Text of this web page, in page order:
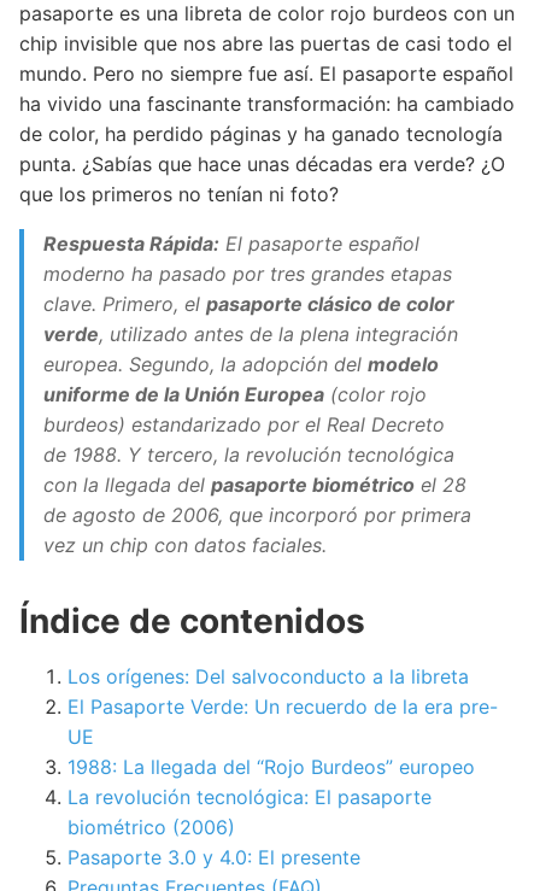
pasaporte es una libreta de color rojo burdeos con un
chip invisible que nos abre las puertas de casi todo el
mundo. Pero no siempre fue así. El pasaporte español
ha vivido una fascinante transformación: ha cambiado
de color, ha perdido páginas y ha ganado tecnología
punta. ¿Sabías que hace unas décadas era verde? ¿O
que los primeros no tenían ni foto?
Respuesta Rápida: El pasaporte español
moderno ha pasado por tres grandes etapas
clave. Primero, el pasaporte clásico de color
verde, utilizado antes de la plena integración
europea. Segundo, la adopción del modelo
uniforme de la Unión Europea (color rojo
burdeos) estandarizado por el Real Decreto
de 1988. Y tercero, la revolución tecnológica
con la llegada del pasaporte biométrico el 28
de agosto de 2006, que incorporó por primera
vez un chip con datos faciales.
Índice de contenidos
Los orígenes: Del salvoconducto a la libreta
El Pasaporte Verde: Un recuerdo de la era pre-
UE
1988: La llegada del “Rojo Burdeos” europeo
La revolución tecnológica: El pasaporte
biométrico (2006)
Pasaporte 3.0 y 4.0: El presente